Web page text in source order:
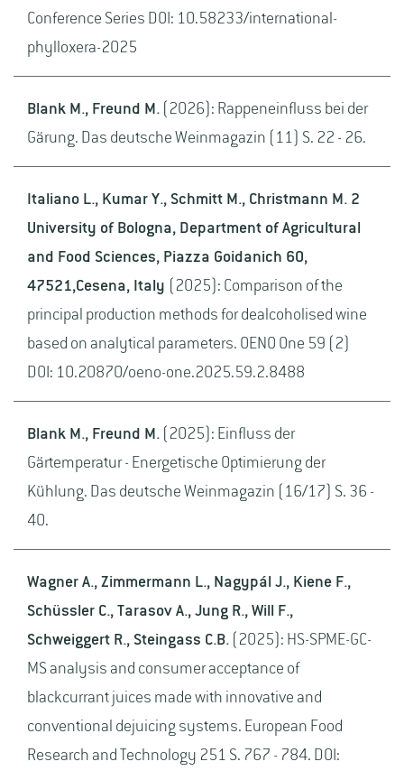
Conference Series DOI: 10.58233/international-
phylloxera-2025
Blank M., Freund M. (2026): Rappeneinfluss bei der
Gärung. Das deutsche Weinmagazin (11) S. 22 - 26.
Italiano L., Kumar Y., Schmitt M., Christmann M. 2
University of Bologna, Department of Agricultural
and Food Sciences, Piazza Goidanich 60,
47521,Cesena, Italy
(2025): Comparison of the
principal production methods for dealcoholised wine
based on analytical parameters. OENO One 59 (2)
DOI: 10.20870/oeno-one.2025.59.2.8488
Blank M., Freund M. (2025): Einfluss der
Gärtemperatur - Energetische Optimierung der
Kühlung. Das deutsche Weinmagazin (16/17) S. 36 -
40.
Wagner A., Zimmermann L., Nagypál J., Kiene F.,
Schüssler C., Tarasov A., Jung R., Will F.,
Schweiggert R., Steingass C.B. (2025): HS-SPME-GC-
MS analysis and consumer acceptance of
blackcurrant juices made with innovative and
conventional dejuicing systems. European Food
Research and Technology 251 S. 767 - 784. DOI: